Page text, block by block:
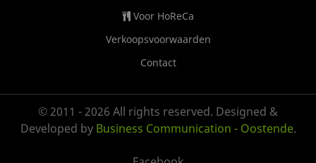
Voor HoReCa
Verkoopsvoorwaarden
Contact
© 2011 - 2026 All rights reserved. Designed &
Developed by Business Communication - Oostende.